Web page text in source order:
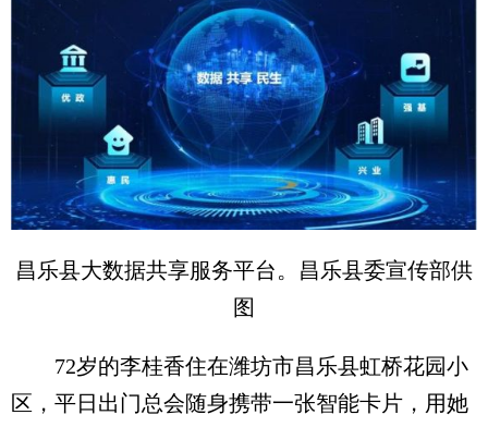
昌乐县大数据共享服务平台。昌乐县委宣传部供
图
72岁的李桂香住在潍坊市昌乐县虹桥花园小
区，平日出门总会随身携带一张智能卡片，用她